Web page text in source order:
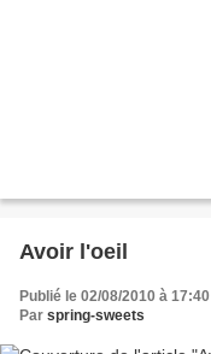
Avoir l'oeil
Publié le 02/08/2010 à 17:40
Par spring-sweets